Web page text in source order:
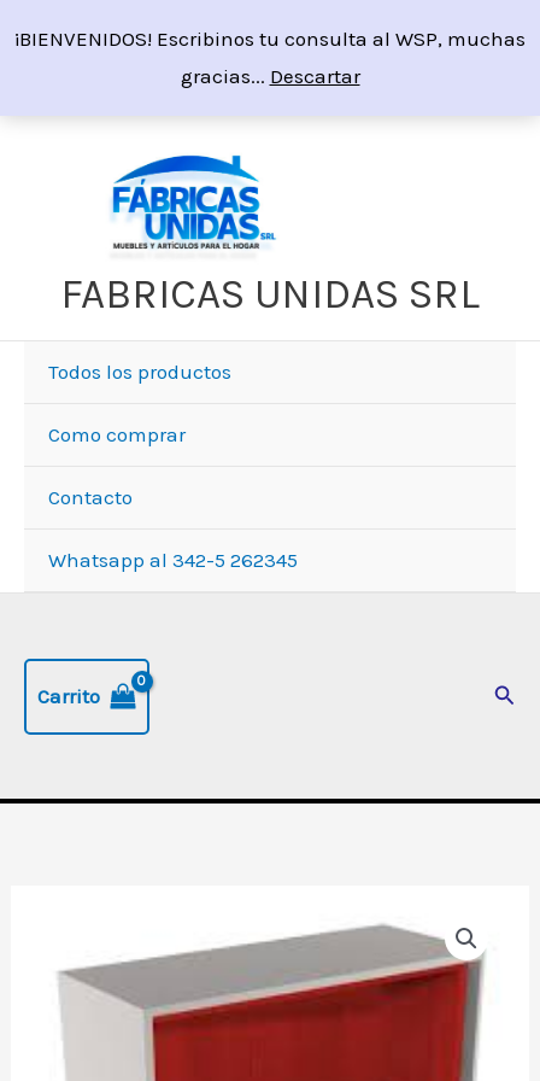
¡BIENVENIDOS! Escribinos tu consulta al WSP, muchas
gracias... Descartar
FABRICAS UNIDAS SRL
Todos los productos
Como comprar
Contacto
Whatsapp al 342-5 262345
Carrito